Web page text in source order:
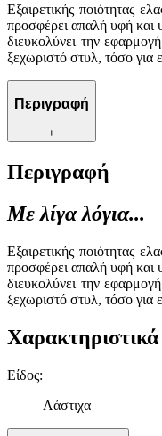
Εξαιρετικής ποιότητας
προσφέρει απαλή υφή και
διευκολύνει την
ξεχωριστό στυλ, τόσο για
Περιγραφή
+
Περιγραφή
Με λίγα λόγια...
Εξαιρετικής ποιότητας
προσφέρει απαλή υφή και
διευκολύνει την
ξεχωριστό στυλ, τόσο για
Χαρακτηριστικά
Είδος:
Λάστιχα